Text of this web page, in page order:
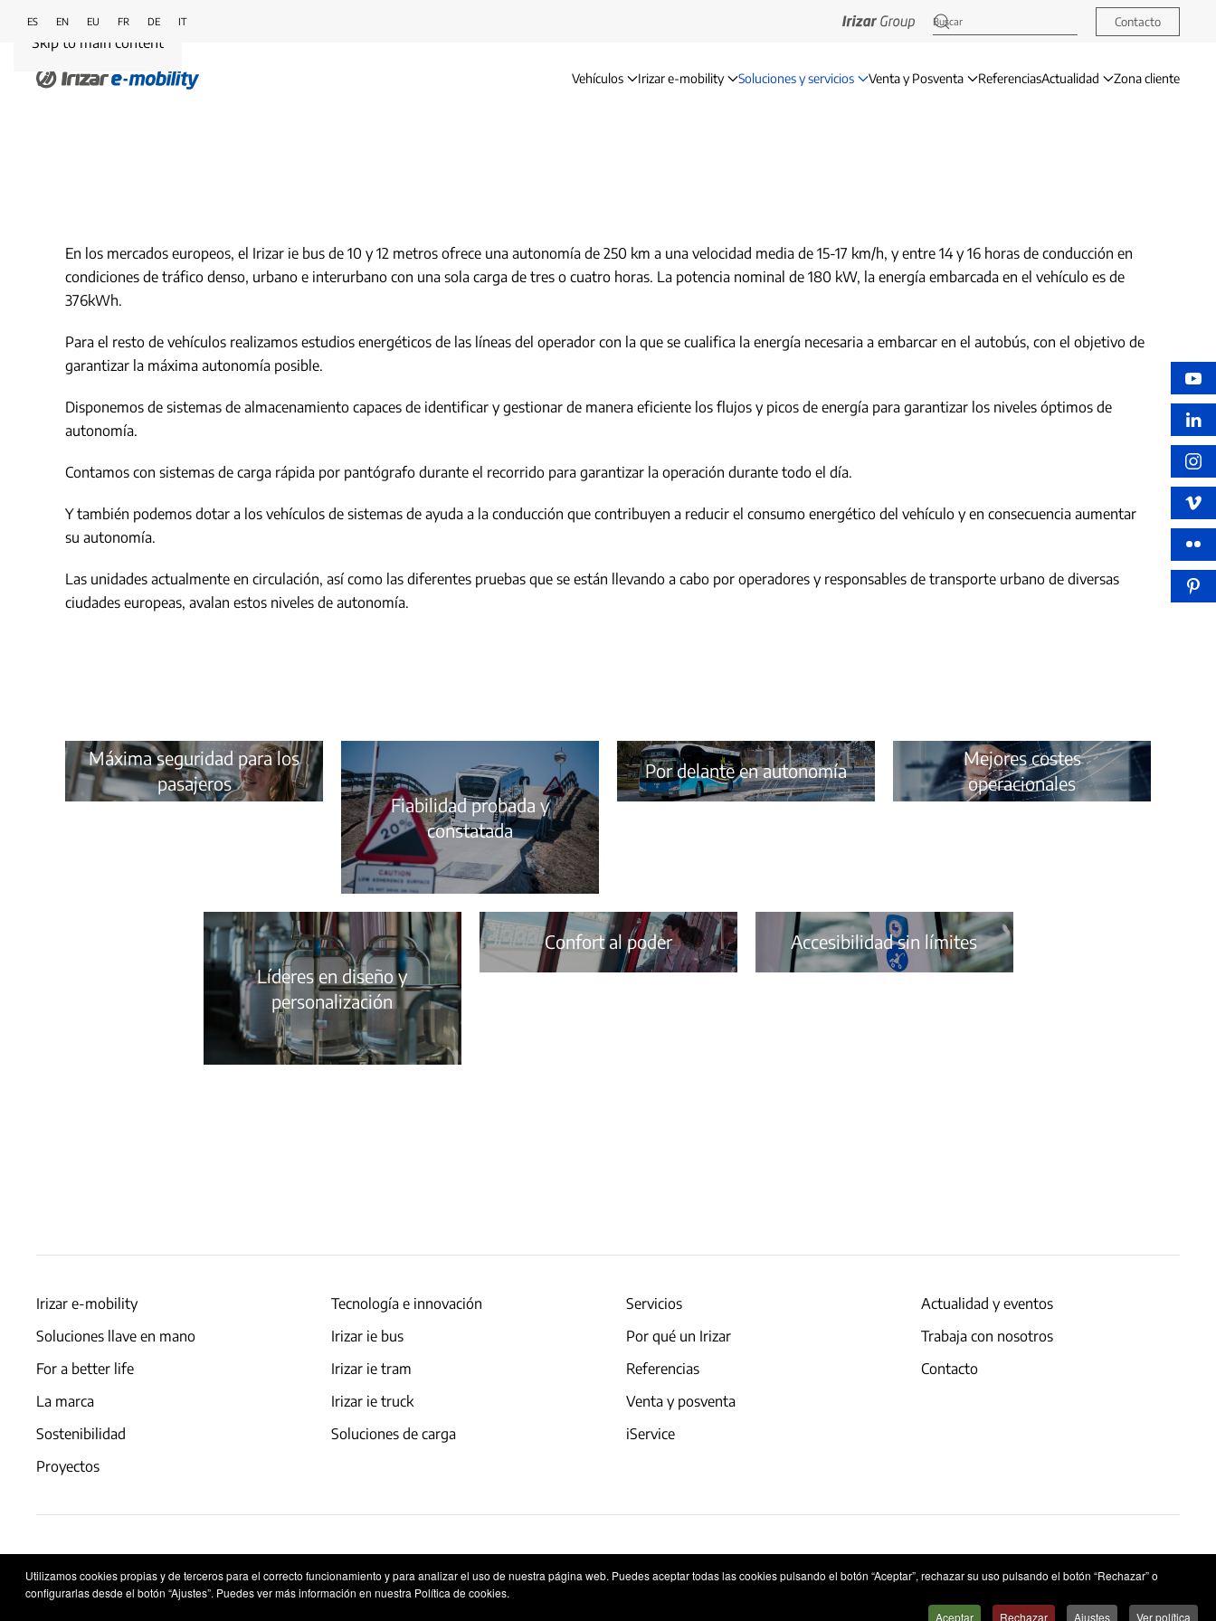
Utilizamos cookies propias y de terceros para el correcto funcionamiento y para analizar el uso de nuestra página web. Puedes aceptar todas las cookies pulsando el botón “Aceptar”, rechazar su uso pulsando el botón “Rechazar” o
configurarlas desde el botón “Ajustes”. Puedes ver más información en nuestra Política de cookies.
Aceptar
Rechazar Ajustes Ver política
Skip to main content
ES EN EU FR DE IT Contacto
Vehículos Irizar e-mobility Soluciones y servicios Venta y Posventa ReferenciasActualidad Zona cliente
En los mercados europeos, el Irizar ie bus de 10 y 12 metros ofrece una autonomía de 250 km a una velocidad media de 15-17 km/h, y entre 14 y 16 horas de conducción en
condiciones de tráfico denso, urbano e interurbano con una sola carga de tres o cuatro horas. La potencia nominal de 180 kW, la energía embarcada en el vehículo es de
376kWh.
Para el resto de vehículos realizamos estudios energéticos de las líneas del operador con la que se cualifica la energía necesaria a embarcar en el autobús, con el objetivo de
garantizar la máxima autonomía posible.
Disponemos de sistemas de almacenamiento capaces de identificar y gestionar de manera eficiente los flujos y picos de energía para garantizar los niveles óptimos de
autonomía.
Contamos con sistemas de carga rápida por pantógrafo durante el recorrido para garantizar la operación durante todo el día.
Y también podemos dotar a los vehículos de sistemas de ayuda a la conducción que contribuyen a reducir el consumo energético del vehículo y en consecuencia aumentar
su autonomía.
Las unidades actualmente en circulación, así como las diferentes pruebas que se están llevando a cabo por operadores y responsables de transporte urbano de diversas
ciudades europeas, avalan estos niveles de autonomía.
Máxima seguridad para los
pasajeros
Fiabilidad probada y
constatada
Por delante en autonomía
Mejores costes
operacionales
Líderes en diseño y
personalización
Confort al poder Accesibilidad sin límites
Irizar e-mobility
Soluciones llave en mano
For a better life
La marca
Sostenibilidad
Proyectos
Tecnología e innovación
Irizar ie bus
Irizar ie tram
Irizar ie truck
Soluciones de carga
Servicios
Por qué un Irizar
Referencias
Venta y posventa
iService
Actualidad y eventos
Trabaja con nosotros
Contacto